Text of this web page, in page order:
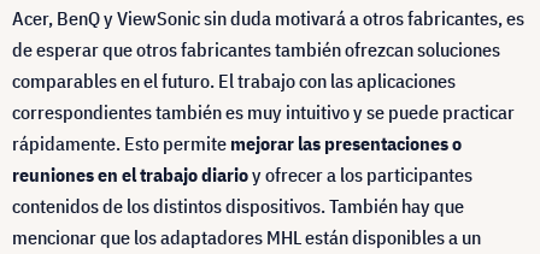
Acer, BenQ y ViewSonic sin duda motivará a otros fabricantes, es
de esperar que otros fabricantes también ofrezcan soluciones
comparables en el futuro. El trabajo con las aplicaciones
correspondientes también es muy intuitivo y se puede practicar
rápidamente. Esto permite mejorar las presentaciones o
reuniones en el trabajo diarioy ofrecer a los participantes
contenidos de los distintos dispositivos. También hay que
mencionar que los adaptadores MHL están disponibles a un